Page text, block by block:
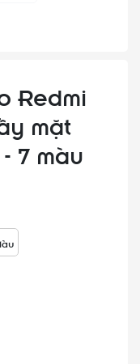
Redmi
mặt
7 màu